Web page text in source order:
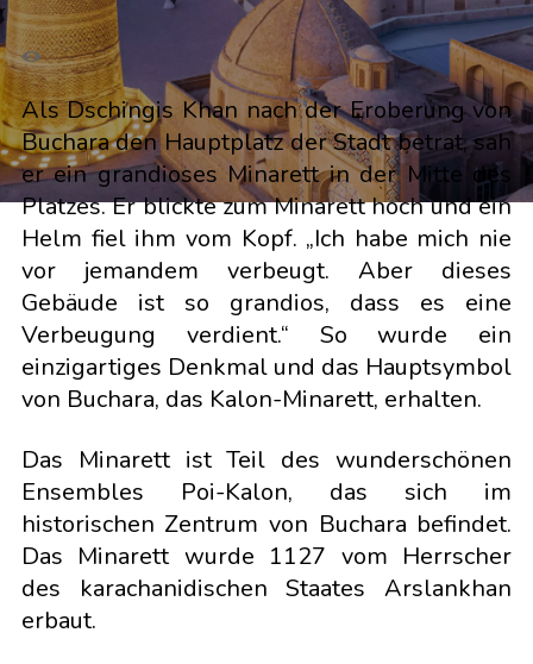
Als Dschingis Khan nach der Eroberung von
Buchara den Hauptplatz der Stadt betrat, sah
er ein grandioses Minarett in der Mitte des
Platzes. Er blickte zum Minarett hoch und ein
Helm fiel ihm vom Kopf. „Ich habe mich nie
vor jemandem verbeugt. Aber dieses
Gebäude ist so grandios, dass es eine
Verbeugung verdient.“ So wurde ein
einzigartiges Denkmal und das Hauptsymbol
von Buchara, das Kalon-Minarett, erhalten.
Das Minarett ist Teil des wunderschönen
Ensembles Poi-Kalon, das sich im
historischen Zentrum von Buchara befindet.
Das Minarett wurde 1127 vom Herrscher
des karachanidischen Staates Arslankhan
erbaut.